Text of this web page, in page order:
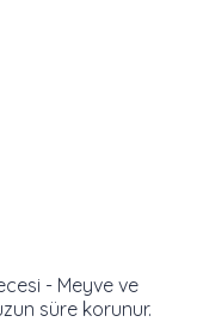
- Meyve ve
süre korunur.